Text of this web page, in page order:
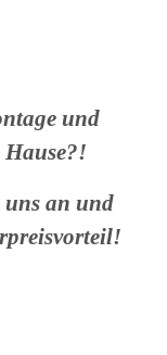
und
uns an und